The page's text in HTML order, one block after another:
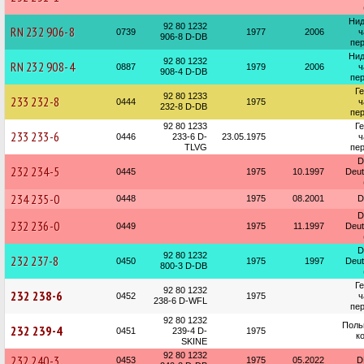
RN 232 906-8 0739
92 80 1232
906-8 D-DB
1977 2006
RN 232 908-4 0887
92 80 1232
908-4 D-DB
1979 2006
233 232-8 0444
92 80 1233
232-8 D-DB
1975
233 233-6 0446
92 80 1233
233-6 D-
TLVG
23.05.1975
232 234-5 0445 1975 10.1997
234 235-0 0448 1975 08.2001
232 236-0 0449 1975 11.1997
232 237-8 0450
92 80 1232
800-3 D-DB
1975 1997
232 238-6 0452
92 80 1232
238-6 D-WFL
1975
232 239-4 0451
92 80 1232
239-4 D-
SKINE
1975
232 240-3 0453
92 80 1232
1975 05.2022